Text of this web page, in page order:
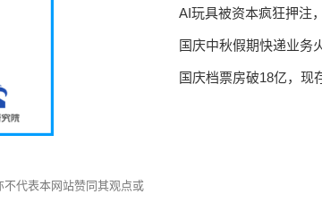
代表本网站赞同其观点或
AI玩具被资本疯狂押注
国庆中秋假期快递业务
国庆档票房破18亿，现